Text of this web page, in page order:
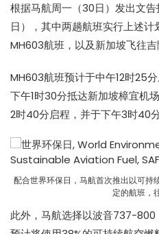
根据马航周一（30日）发出文
日），其中两趟航班实行上述
MH603航班，以及新加坡飞往吉
MH603航班预计于中午12时25
下午1时30分抵达新加坡樟宜机
2时40分启程，并于下午3时40
配合世界环保日，马航首次推出以可持
定的航班，
此外，马航选择以波音737-800